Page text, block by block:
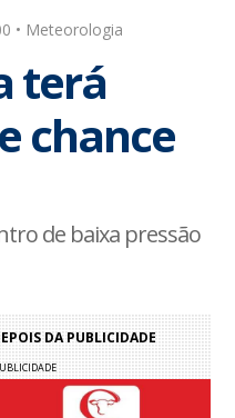
• Meteorologia
terá
chance
de baixa pressão
DA PUBLICIDADE